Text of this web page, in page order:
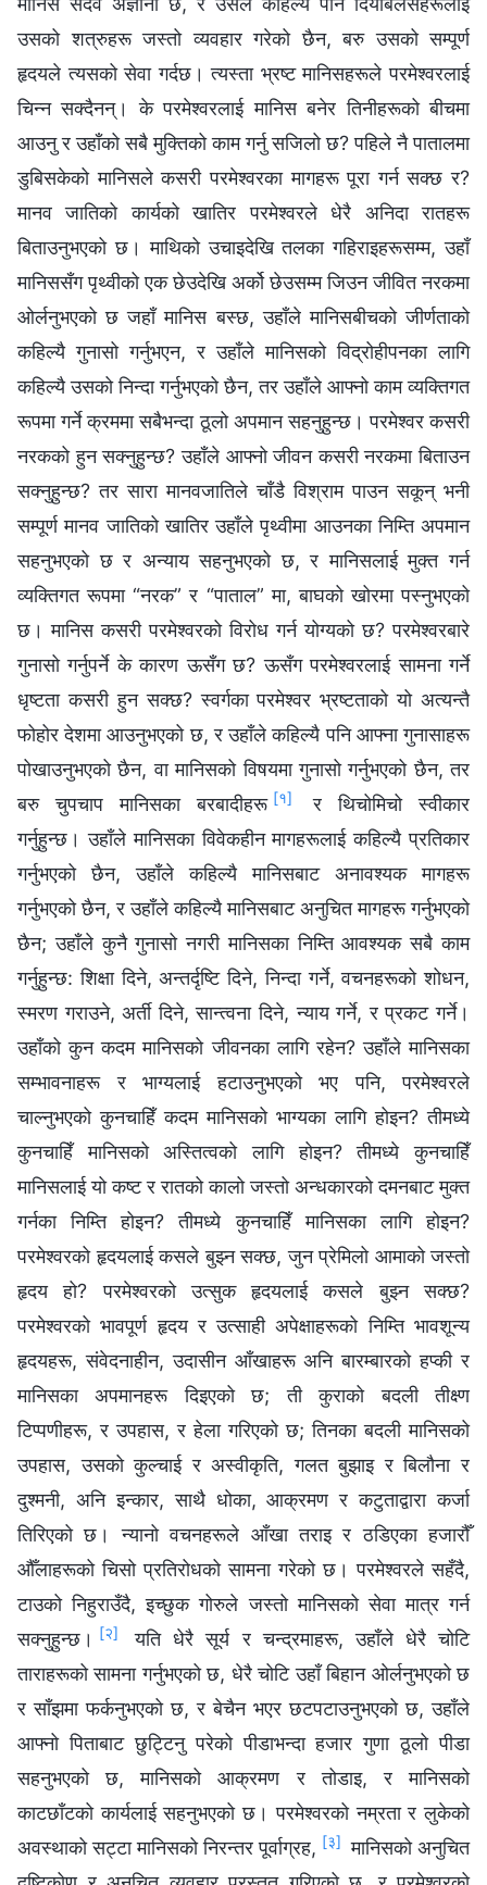
उसको शत्रुहरू जस्तो व्यवहार गरेको छैन, बरु उसको सम्पूर्ण
हृदयले त्यसको सेवा गर्दछ। त्यस्ता भ्रष्ट मानिसहरूले परमेश्‍वरलाई
चिन्न सक्दैनन्। के परमेश्‍वरलाई मानिस बनेर तिनीहरूको बीचमा
आउनु र उहाँको सबै मुक्तिको काम गर्नु सजिलो छ? पहिले नै पातालमा
डुबिसकेको मानिसले कसरी परमेश्‍वरका मागहरू पूरा गर्न सक्छ र?
मानव जातिको कार्यको खातिर परमेश्‍वरले धेरै अनिदा रातहरू
बिताउनुभएको छ। माथिको उचाइदेखि तलका गहिराइहरूसम्म, उहाँ
मानिससँग पृथ्वीको एक छेउदेखि अर्को छेउसम्म जिउन जीवित नरकमा
ओर्लनुभएको छ जहाँ मानिस बस्छ, उहाँले मानिसबीचको जीर्णताको
कहिल्यै गुनासो गर्नुभएन, र उहाँले मानिसको विद्रोहीपनका लागि
कहिल्यै उसको निन्दा गर्नुभएको छैन, तर उहाँले आफ्नो काम व्यक्तिगत
रूपमा गर्ने क्रममा सबैभन्दा ठूलो अपमान सहनुहुन्छ। परमेश्‍वर कसरी
नरकको हुन सक्नुहुन्छ? उहाँले आफ्नो जीवन कसरी नरकमा बिताउन
सक्नुहुन्छ? तर सारा मानवजातिले चाँडै विश्राम पाउन सकून् भनी
सम्पूर्ण मानव जातिको खातिर उहाँले पृथ्वीमा आउनका निम्ति अपमान
सहनुभएको छ र अन्याय सहनुभएको छ, र मानिसलाई मुक्त गर्न
व्यक्तिगत रूपमा “नरक” र “पाताल” मा, बाघको खोरमा पस्नुभएको
छ। मानिस कसरी परमेश्‍वरको विरोध गर्न योग्यको छ? परमेश्‍वरबारे
गुनासो गर्नुपर्ने के कारण ऊसँग छ? ऊसँग परमेश्‍वरलाई सामना गर्ने
धृष्टता कसरी हुन सक्छ? स्वर्गका परमेश्‍वर भ्रष्टताको यो अत्यन्तै
फोहोर देशमा आउनुभएको छ, र उहाँले कहिल्यै पनि आफ्ना गुनासाहरू
पोखाउनुभएको छैन, वा मानिसको विषयमा गुनासो गर्नुभएको छैन, तर
बरु चुपचाप मानिसका बरबादीहरू [१]
र थिचोमिचो स्वीकार
गर्नुहुन्छ। उहाँले मानिसका विवेकहीन मागहरूलाई कहिल्यै प्रतिकार
गर्नुभएको छैन, उहाँले कहिल्यै मानिसबाट अनावश्यक मागहरू
गर्नुभएको छैन, र उहाँले कहिल्यै मानिसबाट अनुचित मागहरू गर्नुभएको
छैन; उहाँले कुनै गुनासो नगरी मानिसका निम्ति आवश्यक सबै काम
गर्नुहुन्छ: शिक्षा दिने, अन्तर्दृष्टि दिने, निन्दा गर्ने, वचनहरूको शोधन,
स्मरण गराउने, अर्ती दिने, सान्त्वना दिने, न्याय गर्ने, र प्रकट गर्ने।
उहाँको कुन कदम मानिसको जीवनका लागि रहेन? उहाँले मानिसका
सम्भावनाहरू र भाग्यलाई हटाउनुभएको भए पनि, परमेश्‍वरले
चाल्नुभएको कुनचाहिँ कदम मानिसको भाग्यका लागि होइन? तीमध्ये
कुनचाहिँ मानिसको अस्तित्वको लागि होइन? तीमध्ये कुनचाहिँ
मानिसलाई यो कष्ट र रातको कालो जस्तो अन्धकारको दमनबाट मुक्त
गर्नका निम्ति होइन? तीमध्ये कुनचाहिँ मानिसका लागि होइन?
परमेश्‍वरको हृदयलाई कसले बुझ्न सक्छ, जुन प्रेमिलो आमाको जस्तो
हृदय हो? परमेश्‍वरको उत्सुक हृदयलाई कसले बुझ्न सक्छ?
परमेश्‍वरको भावपूर्ण हृदय र उत्साही अपेक्षाहरूको निम्ति भावशून्य
हृदयहरू, संवेदनाहीन, उदासीन आँखाहरू अनि बारम्बारको हप्की र
मानिसका अपमानहरू दिइएको छ; ती कुराको बदली तीक्ष्ण
टिप्पणीहरू, र उपहास, र हेला गरिएको छ; तिनका बदली मानिसको
उपहास, उसको कुल्चाई र अस्वीकृति, गलत बुझाइ र बिलौना र
दुश्मनी, अनि इन्कार, साथै धोका, आक्रमण र कटुताद्वारा कर्जा
तिरिएको छ। न्यानो वचनहरूले आँखा तराइ र ठडिएका हजारौँ
औँलाहरूको चिसो प्रतिरोधको सामना गरेको छ। परमेश्‍वरले सहँदै,
टाउको निहुराउँदै, इच्छुक गोरुले जस्तो मानिसको सेवा मात्र गर्न
सक्‍नुहुन्छ। [२]
यति धेरै सूर्य र चन्द्रमाहरू, उहाँले धेरै चोटि
ताराहरूको सामना गर्नुभएको छ, धेरै चोटि उहाँ बिहान ओर्लनुभएको छ
र साँझमा फर्कनुभएको छ, र बेचैन भएर छटपटाउनुभएको छ, उहाँले
आफ्नो पिताबाट छुट्टिनु परेको पीडाभन्दा हजार गुणा ठूलो पीडा
सहनुभएको छ, मानिसको आक्रमण र तोडाइ, र मानिसको
काटछाँटको कार्यलाई सहनुभएको छ। परमेश्‍वरको नम्रता र लुकेको
अवस्थाको सट्टा मानिसको निरन्तर पूर्वाग्रह, [३] मानिसको अनुचित